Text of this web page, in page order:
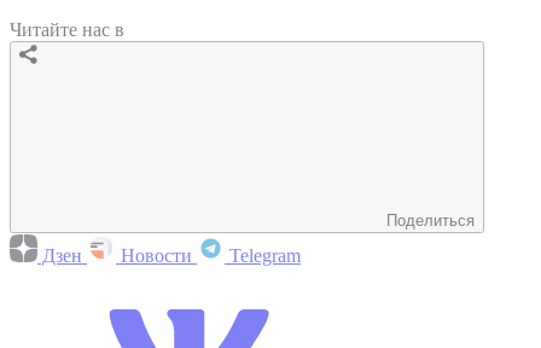
Читайте нас в
Поделиться
Дзен Новости Telegram